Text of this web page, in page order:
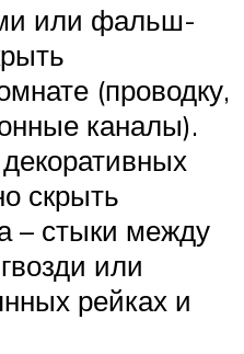
или фальш-
(проводку,
каналы).
скрыть
– стыки между
или
рейках и